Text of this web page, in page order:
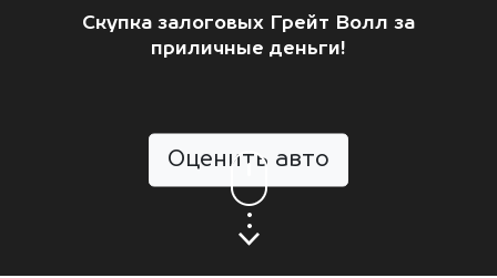
Скупка залоговых Грейт Волл за
приличные деньги!
Оценить авто